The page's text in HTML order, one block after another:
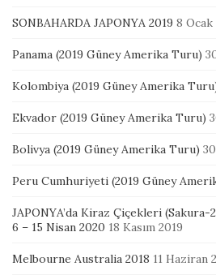
SONBAHARDA JAPONYA 2019 8 Ocak
Panama (2019 Güney Amerika Turu)
Kolombiya (2019 Güney Amerika
Ekvador (2019 Güney Amerika Turu)
Bolivya (2019 Güney Amerika Turu)
Peru Cumhuriyeti (2019 Güney
JAPONYA’da Kiraz Çiçekleri
6 – 15 Nisan 2020 18 Kasım 2019
Melbourne Australia 2018 11 Haziran